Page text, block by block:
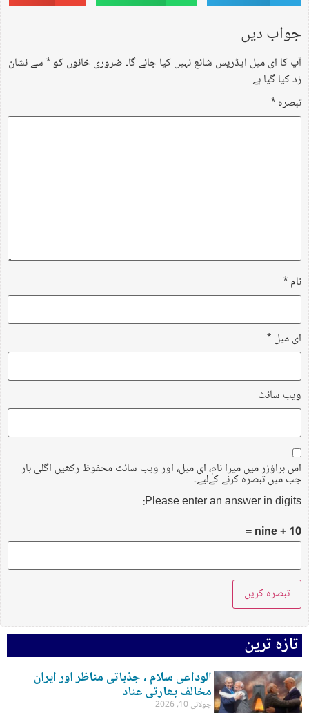
جواب دیں
آپ کا ای میل ایڈریس شائع نہیں کیا جائے گا۔ضروری خانوں کو*سے نشان
زد کیا گیا ہے
تبصرہ*
نام*
ای میل*
ویب‌ سائٹ
اس براؤزر میں میرا نام، ای میل، اور ویب سائٹ محفوظ رکھیں اگلی بار
جب میں تبصرہ کرنے کےلیے۔
Please enter an answer in digits:
10 + nine =
تازہ ترین
الوداعی سلام ، جذباتی مناظر اور ایران
مخالف بھارتی عناد
جولائی 10, 2026